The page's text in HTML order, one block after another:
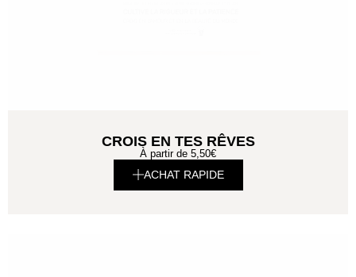
CROIS EN TES RÊVES
À partir de 5,50€
ACHAT RAPIDE